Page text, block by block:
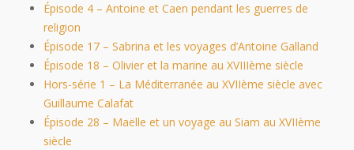
Épisode 4 – Antoine et Caen pendant les guerres de
religion
Épisode 17 – Sabrina et les voyages d’Antoine Galland
Épisode 18 – Olivier et la marine au XVIIIème siècle
Hors-série 1 – La Méditerranée au XVIIème siècle avec
Guillaume Calafat
Épisode 28 – Maëlle et un voyage au Siam au XVIIème
siècle